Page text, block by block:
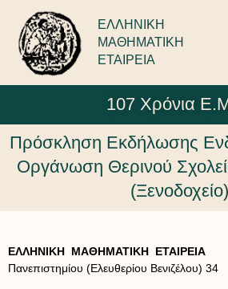
ΕΛΛΗΝΙΚΗ
ΜΑΘΗΜΑΤΙΚΗ
ΕΤΑΙΡΕΙΑ
107 Χρόνια
Πρόσκληση Εκδήλωσης
Οργάνωση Θερινού
(ξενοδοχείο)
ΕΛΛΗΝΙΚΗ ΜΑΘΗΜΑΤΙΚΗ ΕΤΑΙΡΕΙΑ
Πανεπιστημίου (Ελευθερίου Βενιζέλου) 34